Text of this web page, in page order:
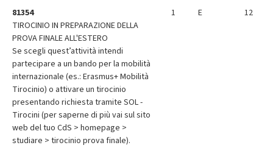
81354
TIROCINIO IN PREPARAZIONE DELLA
PROVA FINALE ALL'ESTERO
Se scegli quest’attività intendi
partecipare a un bando per la mobilità
internazionale (es.: Erasmus+ Mobilità
Tirocinio) o attivare un tirocinio
presentando richiesta tramite SOL -
Tirocini (per saperne di più vai sul sito
web del tuo CdS > homepage >
studiare > tirocinio prova finale).
1 E 12